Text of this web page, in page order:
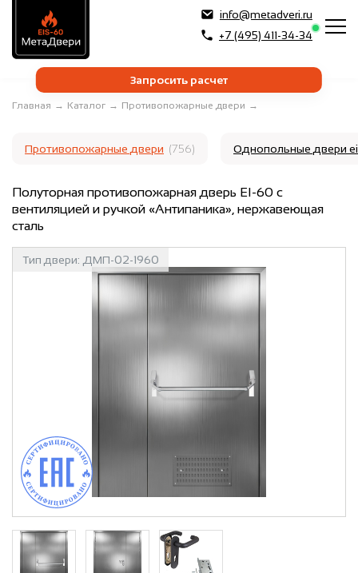
info@metadveri.ru
+7 (495) 411-34-34
Запросить расчет
Главная → Каталог → Противопожарные двери →
Противопожарные двери (756) Однопольные двери
Полуторная противопожарная дверь EI-60 с
вентиляцией и ручкой «Антипаника», нержавеющая
сталь
Тип двери: ДМП-02-1960